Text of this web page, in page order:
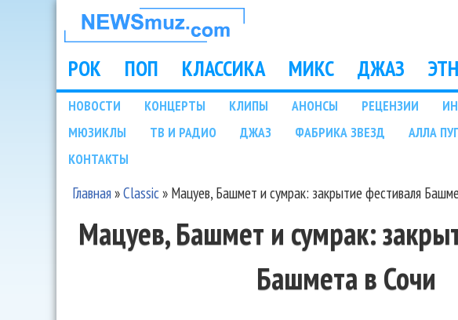
НОВОСТИ
МУЗЫКИ И
ШОУ БИЗНЕСА
NEWSMUZ.COM
Main menu
РОК ПОП КЛАССИКА МИКС ДЖАЗ
Подразделы
НОВОСТИ КОНЦЕРТЫ КЛИПЫ АНОНСЫ РЕЦЕНЗИИ
МЮЗИКЛЫ
ТВ И РАДИО ДЖАЗ ФАБРИКА ЗВЕЗД АЛЛА
КОНТАКТЫ
Главная»Classic» Мацуев, Башмет и сумрак: закрытие фестиваля
Мацуев, Башмет и сумрак:
Башмета в Сочи